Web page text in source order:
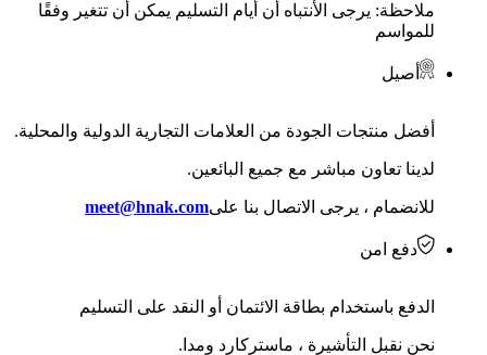
ملاحظة: يرجى الأنتباه أن أيام التسليم يمكن أن تتغير وفقًا
للمواسم
أصيل
أفضل منتجات الجودة من العلامات التجارية الدولية والمحلية.
لدينا تعاون مباشر مع جميع البائعين.
للانضمام ، يرجى الاتصال بنا علىmeet@hnak.com
دفع امن
الدفع باستخدام بطاقة الائتمان أو النقد على التسليم
نحن نقبل التأشيرة ، ماستركارد ومدا.